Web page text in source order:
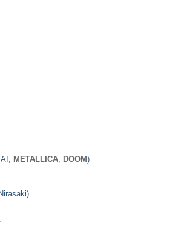
METALLICA DOOM)